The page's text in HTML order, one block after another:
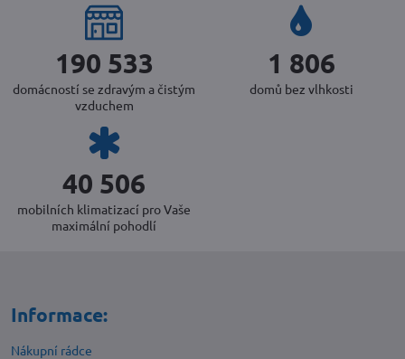
230 412
domácností se zdravým a čistým
vzduchem
2 170
domů bez vlhkosti
48 670
mobilních klimatizací pro Vaše
maximální pohodlí
Informace:
Nákupní rádce